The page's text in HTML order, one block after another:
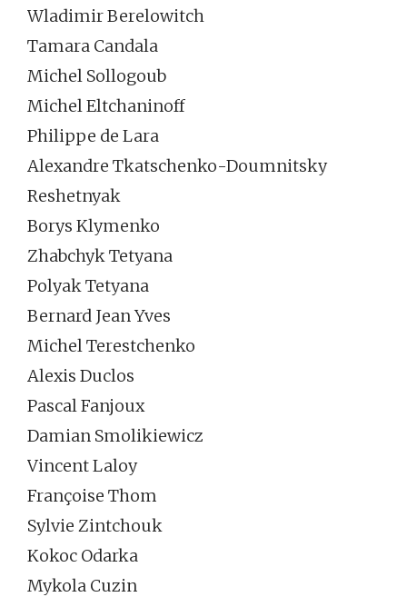
Wladimir Berelowitch
Tamara Candala
Michel Sollogoub
Michel Eltchaninoff
Philippe de Lara
Alexandre Tkatschenko-Doumnitsky
Reshetnyak
Borys Klymenko
Zhabchyk Tetyana
Polyak Tetyana
Bernard Jean Yves
Michel Terestchenko
Alexis Duclos
Pascal Fanjoux
Damian Smolikiewicz
Vincent Laloy
Françoise Thom
Sylvie Zintchouk
Kokoc Odarka
Mykola Cuzin